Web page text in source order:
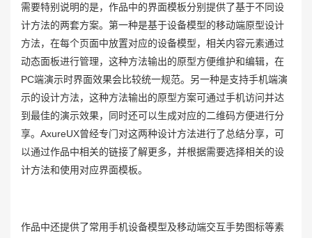
需要特别说明的是，作品中的界面模板分别提供了基于不同设
计方法的两套方案。第一种是基于设备模型的移动端原型设计
方法，在每个页面中放置对应的设备模型，相关内容元素通过
动态面板进行管理，这种方法输出的原型方便维护和编辑，在
PC端演示时界面效果会比较统一规范。另一种是支持手机端演
示的设计方法，这种方法输出的原型方案可通过手机访问并达
到最佳的演示效果，同时还可以生成对应的二维码方便进行分
享。AxureUX曾经专门对这两种设计方法进行了总结分享，可
以通过作品中相关的链接了解更多，并根据需要选择相关的设
计方法和使用对应界面模板。
作品中还提供了常用手机设备模型及移动端交互手势图标等素